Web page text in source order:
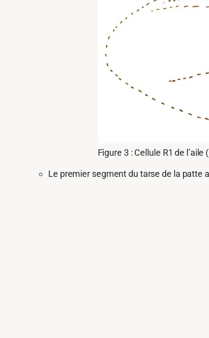
Figure 3 : Cellule R1 de
Le premier segment du tarse de la patte